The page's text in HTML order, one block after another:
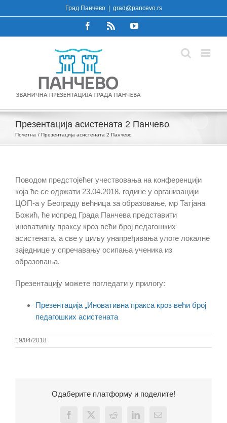
to
Град Панчево grad@pancevo.rs
FacebookRss YouTube
Презентација асистената 2 Панчево
Почетна Презентација асистената 2 Панчево
Поводом предстојећег учествовања на конференцији
која ће се одржати 23.04.2018. године у организацији
ЦОП-а у Београду већница за образовање, мр Татјана
Божић, ће испред Града Панчева представити
иновативну праксу кроз већи број педагошких
асистената, а све у циљу унапређивања улоге локалне
заједнице у спречавању осипања ученика из
образовања.
Презентацију можете погледати у прилогу:
Презентација „Иновативна пракса кроз већи број
педагошких асистената
19/04/2018
Одаберите платформу и поделите!
Facebook
X Reddit LinkedInEmail